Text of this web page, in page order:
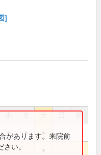
]
祝
● ●
があります。来院前
い。